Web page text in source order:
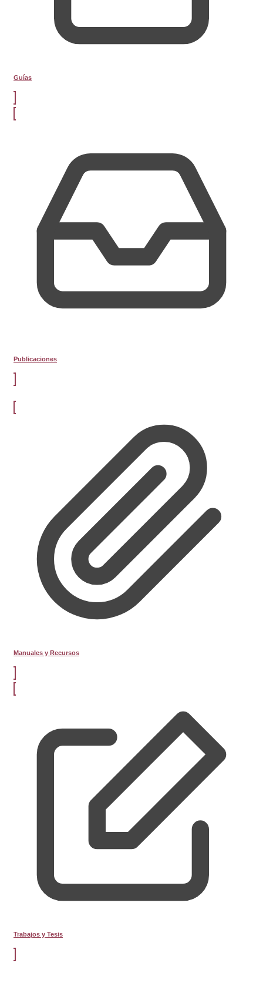
Guías
Publicaciones
Manuales y Recursos
Trabajos y Tesis